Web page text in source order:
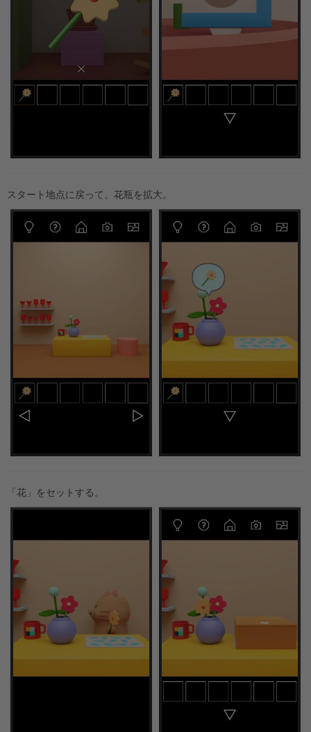
スタート地点に戻って、花瓶を拡大。
「花」をセットする。